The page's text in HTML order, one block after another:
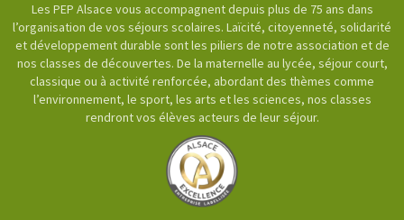
Les PEP Alsace vous accompagnent depuis plus de 75 ans dans
l’organisation de vos séjours scolaires. Laïcité, citoyenneté, solidarité
et développement durable sont les piliers de notre association et de
nos classes de découvertes. De la maternelle au lycée, séjour court,
classique ou à activité renforcée, abordant des thèmes comme
l’environnement, le sport, les arts et les sciences, nos classes
rendront vos élèves acteurs de leur séjour.